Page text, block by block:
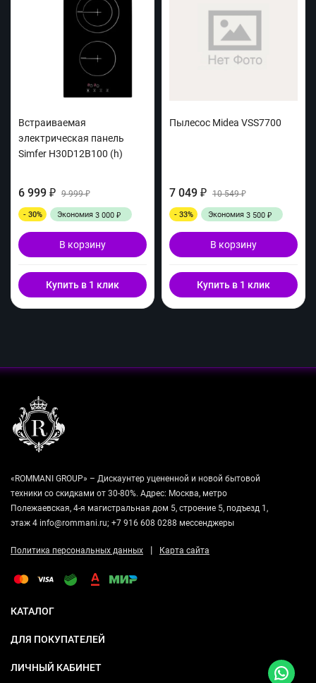
Встраиваемая
электрическая панель
Simfer H30D12B100 (h)
6 999 ₽ 9 999₽
- 30% Экономия 3 000 ₽
В корзину
Купить в 1 клик
Пылесос Midea VSS7700
7 049 ₽ 10 549₽
- 33% Экономия 3 500 ₽
В корзину
Купить в 1 клик
«ROMMANI GROUP» – Дискаунтер уцененной и новой бытовой
техники со скидками от 30-80%. Адрес: Москва, метро
Полежаевская, 4-я магистральная дом 5, строение 5, подъезд 1,
этаж 4 info@rommani.ru; +7 916 608 0288 мессенджеры
Политика персональных данных | Карта сайта
КАТАЛОГ
ДЛЯ ПОКУПАТЕЛЕЙ
ЛИЧНЫЙ КАБИНЕТ